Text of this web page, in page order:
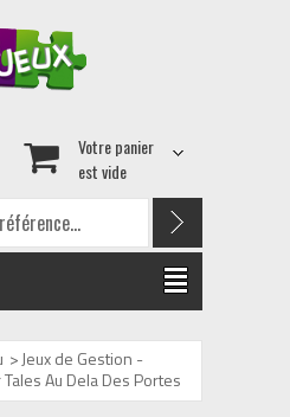
Votre panier
est vide
>Jeux de Gestion -
Au Dela Des Portes